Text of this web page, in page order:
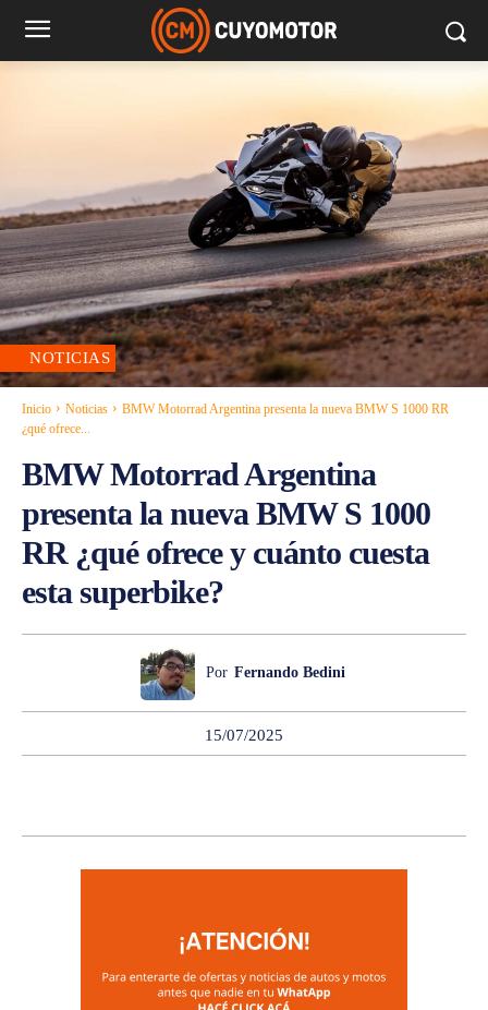
NOTICIAS
Inicio Noticias
BMW Motorrad Argentina presenta la nueva BMW S 1000 RR
¿qué ofrece...
BMW Motorrad Argentina
presenta la nueva BMW S 1000
RR ¿qué ofrece y cuánto cuesta
esta superbike?
Por Fernando Bedini
15/07/2025